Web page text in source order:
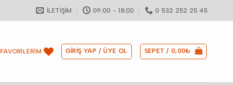
İLETIŞIM 09:00 - 18:00 0 532 252 25 45
FAVORİLERİM GIRIŞ YAP / ÜYE OL SEPET / 0,00₺